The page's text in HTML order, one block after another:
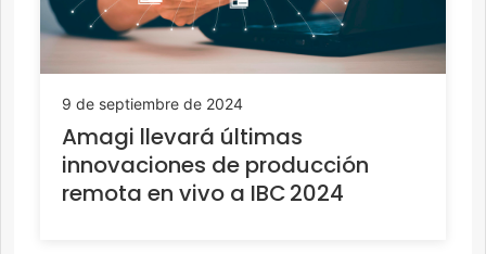
9 de septiembre de 2024
Amagi llevará últimas
innovaciones de producción
remota en vivo a IBC 2024